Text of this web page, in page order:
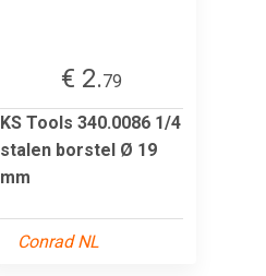
€ 2.79
KS Tools 340.0086 1/4
stalen borstel Ø 19
mm
Conrad NL